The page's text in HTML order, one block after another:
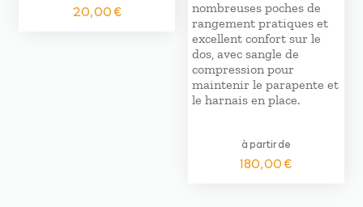
20,00€
nombreuses poches de
rangement pratiques et
excellent confort sur le
dos, avec sangle de
compression pour
maintenir le parapente et
le harnais en place.
à partir de
180,00€